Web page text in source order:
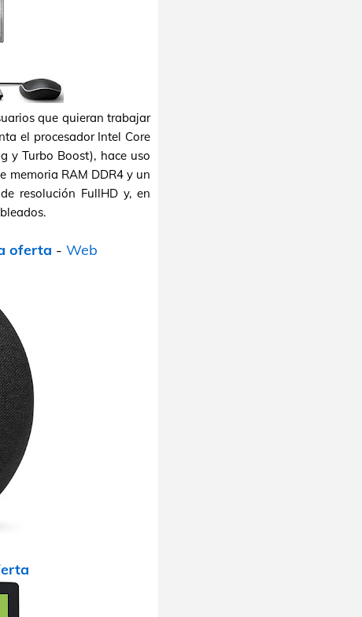
que quieran trabajar
el procesador Intel Core
y Turbo Boost), hace uso
memoria RAM DDR4 y un
resolución FullHD y, en
oferta - Web